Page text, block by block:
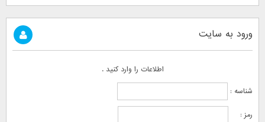
ورود به سایت
اطلاعات را وارد کنید .
شناسه :
رمز :